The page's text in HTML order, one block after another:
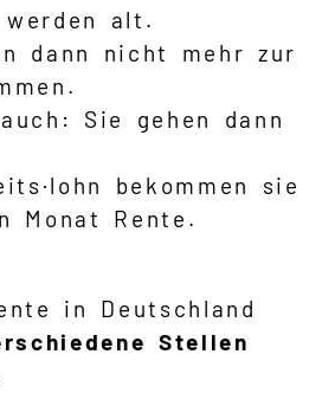
werden alt.
dann nicht mehr zur
Sie gehen dann
bekommen sie
Monat Rente.
in Deutschland
Stellen